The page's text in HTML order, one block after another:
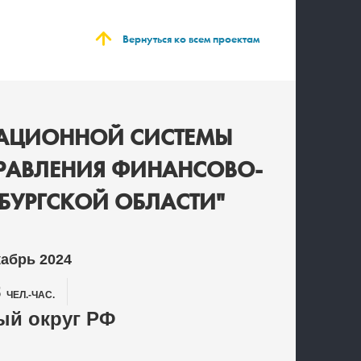
Вернуться ко всем проектам
СИСТЕМЫ
ФИНАНСОВО-
ОБЛАСТИ"
2024
ЧЕЛ.-ЧАС.
округ РФ